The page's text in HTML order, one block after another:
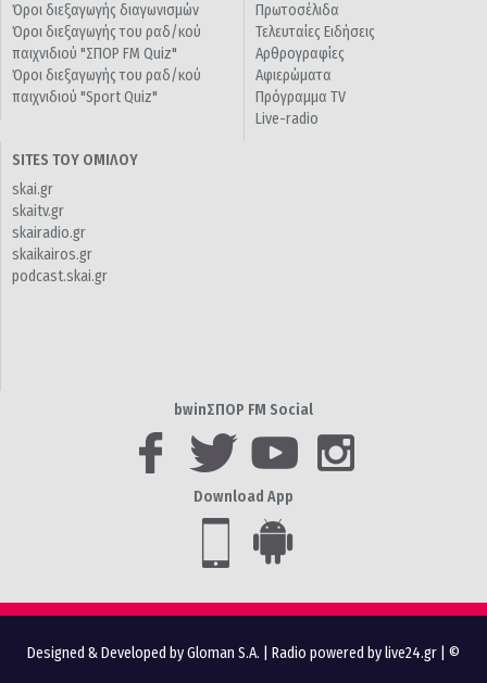
Όροι διεξαγωγής διαγωνισμών
Όροι διεξαγωγής του ραδ/κού
παιχνιδιού "ΣΠΟΡ FM Quiz"
Όροι διεξαγωγής του ραδ/κού
παιχνιδιού "Sport Quiz"
Πρωτοσέλιδα
Τελευταίες Ειδήσεις
Αρθρογραφίες
Αφιερώματα
Πρόγραμμα TV
Live-radio
SITES ΤΟΥ ΟΜΙΛΟΥ
skai.gr
skaitv.gr
skairadio.gr
skaikairos.gr
podcast.skai.gr
bwinΣΠΟΡ FM Social
Download App
Designed & Developed by Gloman S.A. Radio powered by live24.gr | ©